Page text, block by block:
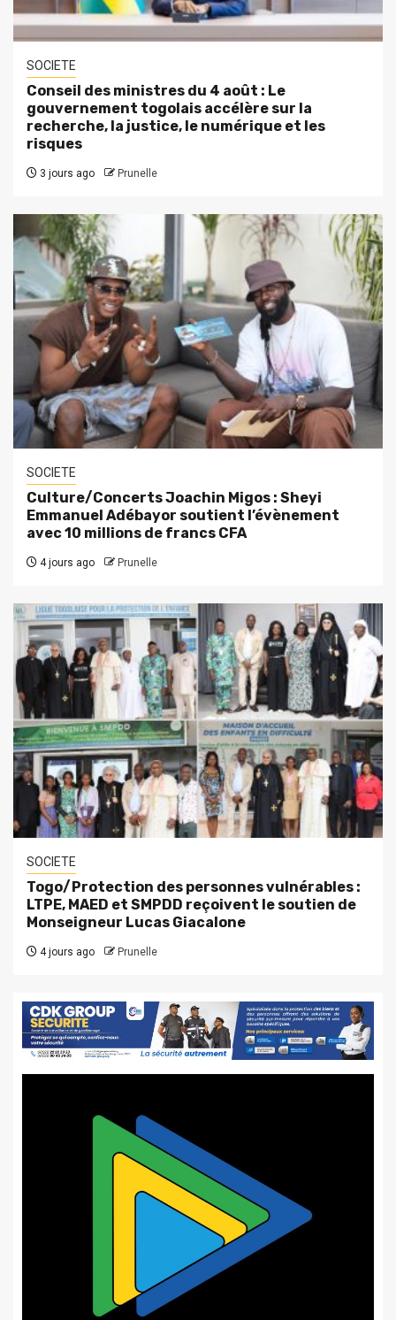
SOCIETE
Conseil des ministres du 4 août : Le
gouvernement togolais accélère sur la
recherche, la justice, le numérique et les
risques
3 jours ago Prunelle
SOCIETE
Culture/Concerts Joachin Migos : Sheyi
Emmanuel Adébayor soutient l’évènement
avec 10 millions de francs CFA
4 jours ago Prunelle
SOCIETE
Togo/Protection des personnes vulnérables :
LTPE, MAED et SMPDD reçoivent le soutien de
Monseigneur Lucas Giacalone
4 jours ago Prunelle